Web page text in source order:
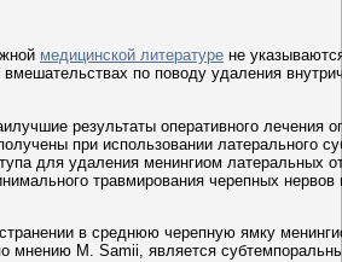
медицинской литературе не
вмешательствах по поводу удаления
результаты оперативного лечения
при использовании латерального
для удаления менингиом латеральных
травмирования черепных нервов
в среднюю черепную ямку
мнению М. Samii, является